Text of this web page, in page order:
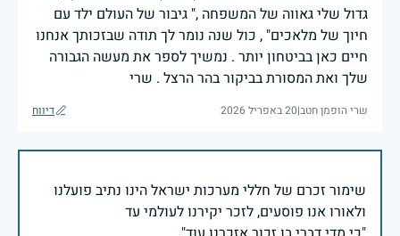
גדול שלי גאווה של המשפחה ," גיבור של העולם ילד עם
חיוך של מלאכים" , כול שנה נומר לך תודה שבזכותך אנחנו
חיים כאן בביטחון יותר . נמשיך לספר את מעשה הגבורה
שלך ואת המסורת בביקור בהר הרצל . שרי
שרי הופמן חטב|20 באפריל 2026 דיווח
שימור זכרם של חללי מערכות ישראל הינו נתיב פועלנו